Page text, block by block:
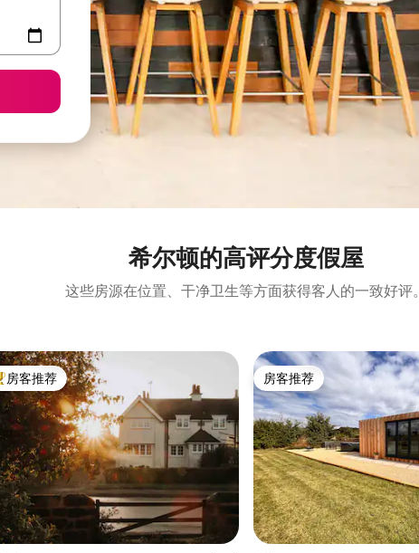
希尔顿的高评分度假屋
这些房源在位置、干净卫生等方面获得客人的一致好评。
门「房客推荐」
房客推荐 房客推荐
房客推荐